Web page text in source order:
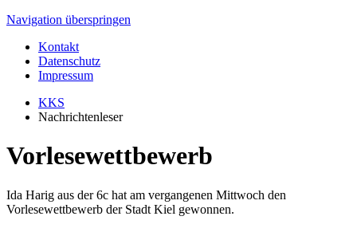
Navigation überspringen
Kontakt
Datenschutz
Impressum
KKS
Nachrichtenleser
Vorlesewettbewerb
Ida Harig aus der 6c hat am vergangenen Mittwoch den
Vorlesewettbewerb der Stadt Kiel gewonnen.